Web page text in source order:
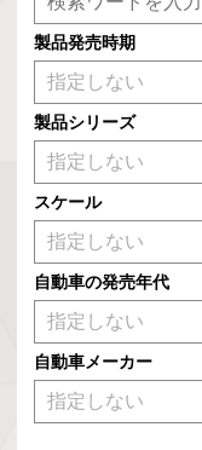
製品発売時期
製品シリーズ
スケール
自動車の発売年代
自動車メーカー